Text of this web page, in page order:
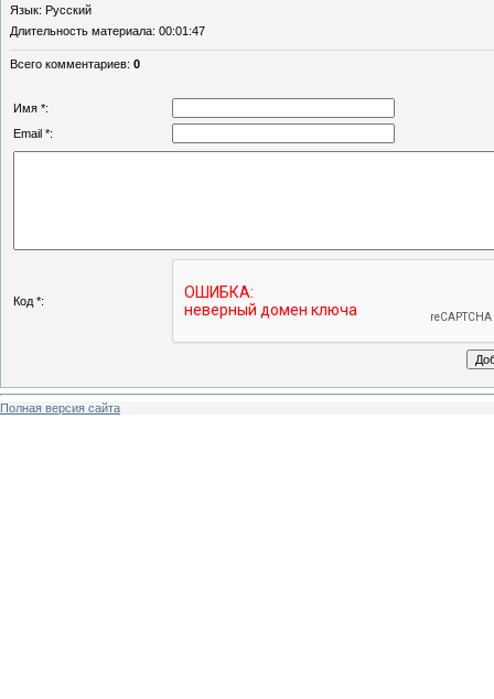
Язык: Русский
Длительность материала: 00:01:47
Всего комментариев: 0
Имя *:
Email *:
Код *:
Полная версия сайта